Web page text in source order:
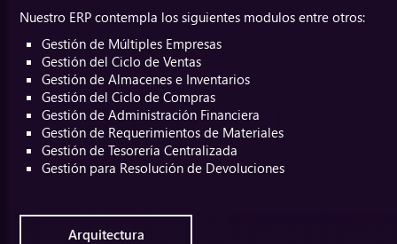
Nuestro ERP contempla los siguientes modulos entre otros:
Gestión de Múltiples Empresas
Gestión del Ciclo de Ventas
Gestión de Almacenes e Inventarios
Gestión del Ciclo de Compras
Gestión de Administración Financiera
Gestión de Requerimientos de Materiales
Gestión de Tesorería Centralizada
Gestión para Resolución de Devoluciones
Arquitectura